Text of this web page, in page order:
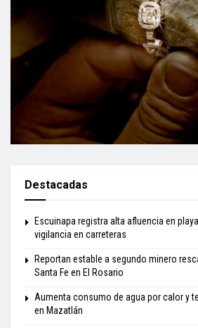
Destacadas
Escuinapa registra alta afluencia en
vigilancia en carreteras
Reportan estable a segundo minero
Santa Fe en El Rosario
Aumenta consumo de agua por calor y
en Mazatlán